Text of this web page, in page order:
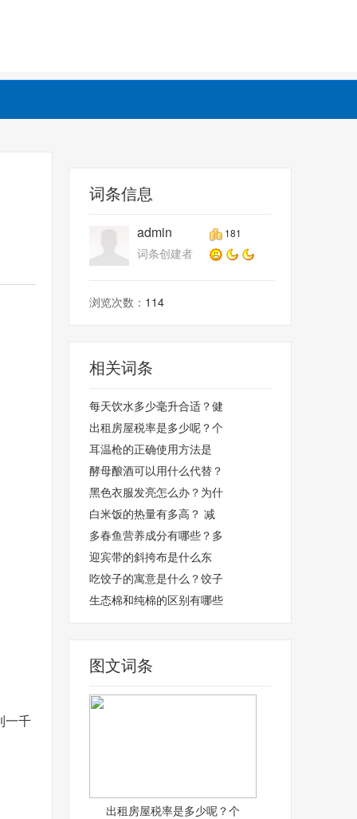
一千
词条信息
admin 181
词条创建者
浏览次数： 114
相关词条
每天饮水多少毫升合适？健
出租房屋税率是多少呢？个
耳温枪的正确使用方法是
酵母酿酒可以用什么代替？
黑色衣服发亮怎么办？为什
白米饭的热量有多高？ 减
多春鱼营养成分有哪些？多
迎宾带的斜挎布是什么东
吃饺子的寓意是什么？饺子
生态棉和纯棉的区别有哪些
图文词条
出租房屋税率是多少呢？个